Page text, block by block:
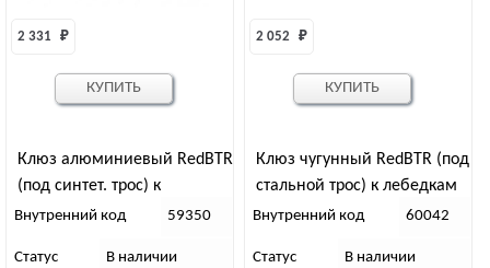
Клюз алюминиевый RedBTR
(под синтет. трос) к
лебедкам 8000-17000 lbs
2 331 ₽
Внутренний код 59350
Статус В наличии
КУПИТЬ
Клюз чугунный RedBTR (под
стальной трос) к лебедкам
9500-17000 lbs
2 052 ₽
Внутренний код 60042
Статус В наличии
КУПИТЬ